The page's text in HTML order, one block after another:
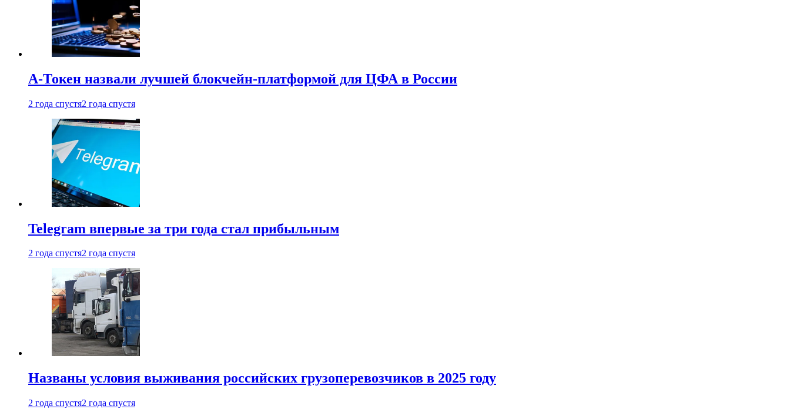
А-Токен назвали лучшей блокчейн-платформой для ЦФА в России
2 года спустя2 года спустя
Telegram впервые за три года стал прибыльным
2 года спустя2 года спустя
Названы условия выживания российских грузоперевозчиков в 2025 году
2 года спустя2 года спустя